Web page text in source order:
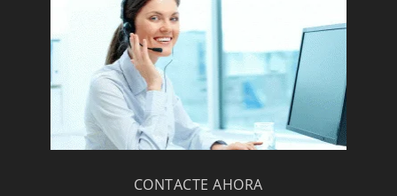
CONTACTE AHORA